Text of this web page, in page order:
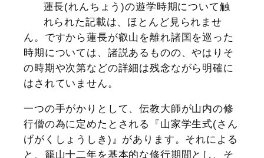
蓮長(れんちょう)の遊学時期について触
れられた記載は、ほとんど見られませ
ん。ですから蓮長が叡山を離れ諸国を巡った
時期については、諸説あるものの、やはりそ
の時期や次第などの詳細は残念ながら明確に
はされていません。
一つの手がかりとして、伝教大師が山内の修
行僧の為に定めたとされる『山家学生式(さん
げがくしょうしき)』があります。それによる
と、籠山十二年を基本的な修行期間とし、そ